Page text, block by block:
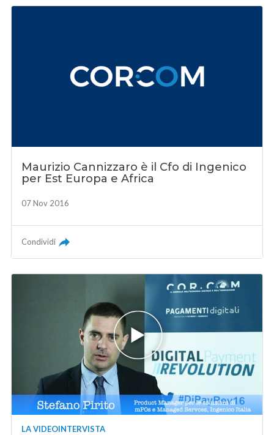
Maurizio Cannizzaro è il Cfo di Ingenico
per Est Europa e Africa
07 Nov 2016
Condividi
LA VIDEOINTERVISTA